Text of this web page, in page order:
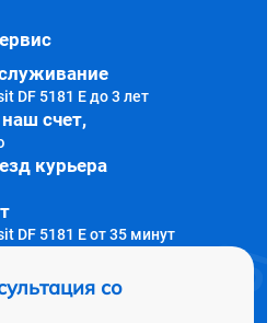
DF 5181 E до 3 лет
счет,
курьера
DF 5181 E от 35 минут
со